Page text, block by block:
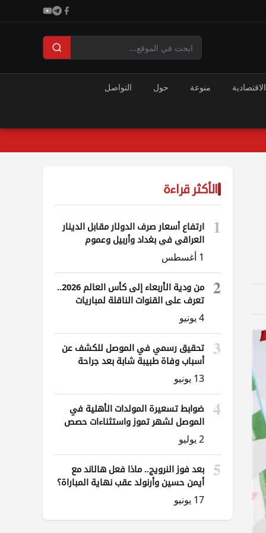
منوعة حول التواصل
الأكثر قراءة
1
ارتفاع أسعار صرف الدولار مقابل الدينار
العراقي في بغداد وأربيل وعموم
المحافظات
1 أغسطس
2
من ودية الأربعاء إلى كأس العالم 2026..
تعرف على القنوات الناقلة لمباريات
العراق
4 يونيو
3
تحقيق رسمي في الموصل للكشف عن
أسباب وفاة طبيبة شابة بعد جراحة
ناظورية
13 يونيو
4
ضوابط تسعيرة المولدات الأهلية في
الموصل لشهر تموز واستثناءات حصص
الوقود
2 يوليو
5
بعد فوز النرويج.. ماذا فعل هالاند مع
أيمن حسين وأرنولد عقب نهاية المباراة؟
17 يونيو